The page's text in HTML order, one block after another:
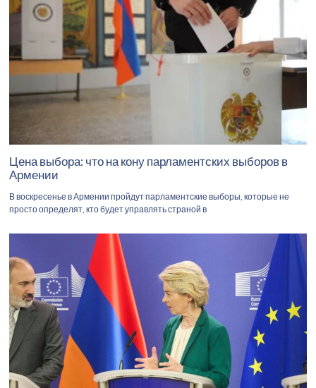
Цена выбора: что на кону парламентских выборов в
Армении
В воскресенье в Армении пройдут парламентские выборы, которые не
просто определят, кто будет управлять страной в